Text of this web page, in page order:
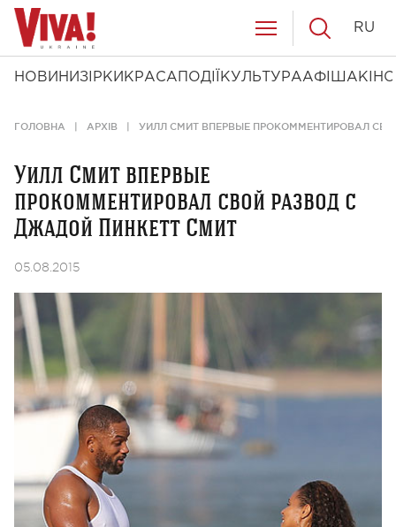
НОВИНИ ЗІРКИ КРАСА ПОДІЇ КУЛЬТУРААФІША КІНО
RU
ГОЛОВНА АРХІВ УИЛЛ СМИТ ВПЕРВЫЕ ПРОКОММЕНТИРОВАЛ
Уилл Смит впервые
прокомментировал свой развод с
Джадой Пинкетт Смит
05.08.2015